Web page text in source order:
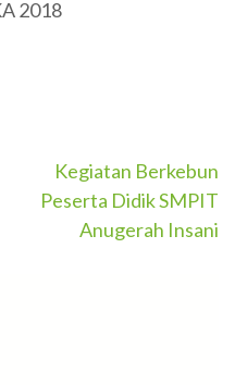
2018
Kegiatan Berkebun
Peserta Didik SMPIT
Anugerah Insani